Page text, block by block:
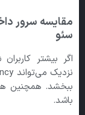
مقایسه سرور
سئو
اگر بیشتر
ببخشد. همچنین
باشد.